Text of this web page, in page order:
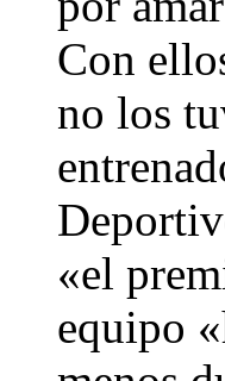
Con
no los
«el
equipo